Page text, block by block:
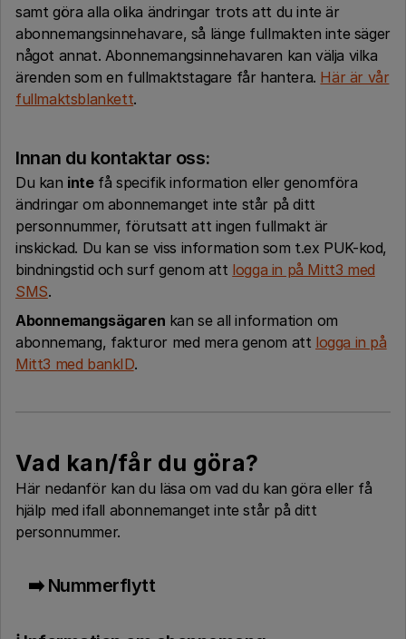
samt göra alla olika ändringar trots att du inte är
abonnemangsinnehavare, så länge fullmakten inte säger
något annat. Abonnemangsinnehavaren kan välja vilka
ärenden som en fullmaktstagare får hantera. Här är vår
fullmaktsblankett.
Innan du kontaktar oss:
Du kan intefå specifik information eller genomföra
ändringar om abonnemanget inte står på ditt
personnummer, förutsatt att ingen fullmakt är
inskickad. Du kan se viss information som t.ex PUK-kod,
bindningstid och surf genom att logga in på Mitt3 med
SMS.
Abonnemangsägaren kan se all information om
abonnemang, fakturor med mera genom att logga in på
Mitt3 med bankID.
Vad kan/får du göra?
Här nedanför kan du läsa om vad du kan göra eller få
hjälp med ifall abonnemanget inte står på ditt
personnummer.
➡️ Nummerflytt